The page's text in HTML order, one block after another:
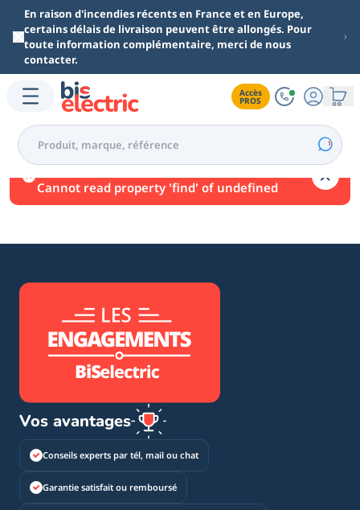
Aller au contenu principal
En raison d'incendies récents en France et en Europe,
certains délais de livraison peuvent être allongés. Pour
toute information complémentaire, merci de nous
contacter.
Accès
PROS
Une erreur est survenue.
Cannot read property 'find' of undefined
Vos avantages
Conseils experts par tél, mail ou chat
Garantie satisfait ou remboursé